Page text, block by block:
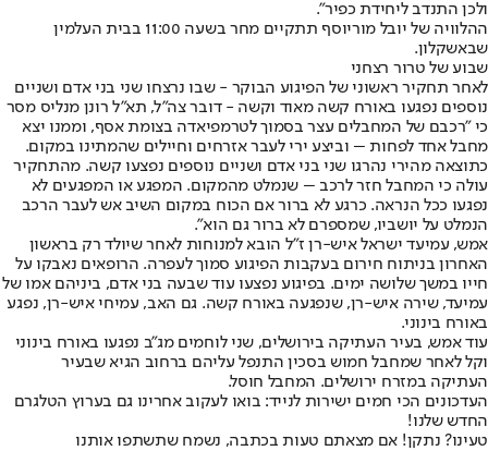
ולכן התנדב ליחידת כפיר".
ההלוויה של יובל מוריוסף תתקיים מחר בשעה 11:00 בבית העלמין
שבאשקלון.
שבוע של טרור רצחני
לאחר תחקיר ראשוני של הפיגוע הבוקר - שבו נרצחו שני בני אדם ושניים
נוספים נפגעו באורח קשה מאוד וקשה - דובר צה"ל, תא"ל רונן מנליס מסר
כי "רכבם של המחבלים עצר בסמוך לטרמפיאדה בצומת אסף, וממנו יצא
מחבל אחד לפחות – וביצע ירי לעבר אזרחים וחיילים שהמתינו במקום.
כתוצאה מהירי נהרגו שני בני אדם ושניים נוספים נפצעו קשה. מהתחקיר
עולה כי המחבל חזר לרכב – שנמלט מהמקום. המפגע או המפגעים לא
נפגעו ככל הנראה. כרגע לא ברור אם הכוח במקום השיב אש לעבר הרכב
הנמלט על יושביו, שמספרם לא ברור גם הוא".
אמש, עמיעד ישראל איש-רן ז"ל הובא למנוחות לאחר שיולד רק בראשון
האחרון בניתוח חירום בעקבות הפיגוע סמוך לעפרה. הרופאים נאבקו על
חייו במשך שלושה ימים. בפיגוע נפצעו עוד שבעה בני אדם, ביניהם אמו של
עמיעד, שירה איש-רן, שנפגעה באורח קשה. גם האב, עמיחי איש-רן, נפגע
באורח בינוני.
עוד אמש, בעיר העתיקה בירושלים, שני לוחמים מג"ב נפגעו באורח בינוני
וקל לאחר שמחבל חמוש בסכין התנפל עליהם ברחוב הגיא שבעיר
העתיקה במזרח ירושלים. המחבל חוסל.
העדכונים הכי חמים ישירות לנייד: בואו לעקוב אחרינו גם בערוץ הטלגרם
החדש שלנו!
טעינו? נתקן! אם מצאתם טעות בכתבה, נשמח שתשתפו אותנו